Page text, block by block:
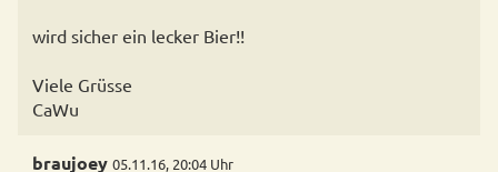
wird sicher ein lecker Bier!!
Viele Grüsse
CaWu
braujoey 05.11.16, 20:04 Uhr